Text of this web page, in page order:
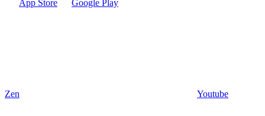
App Store
Google Play
Zen Youtube